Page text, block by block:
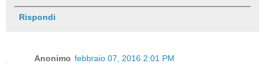
Rispondi
Anonimo febbraio 07, 2016 2:01 PM